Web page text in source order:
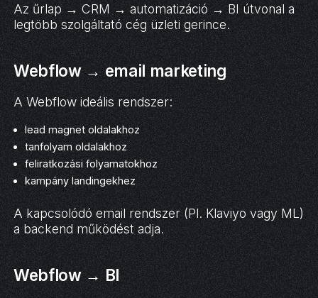
Az űrlap → CRM → automatizáció → BI útvonal a
legtöbb szolgáltató cég üzleti gerince.
Webflow → email marketing
A Webflow ideális rendszer:
lead magnet oldalakhoz
tanfolyam oldalakhoz
feliratkozási folyamatokhoz
kampány landingekhez
A kapcsolódó email rendszer (Pl. Klaviyo vagy ML)
a backend működést adja.
Webflow → BI